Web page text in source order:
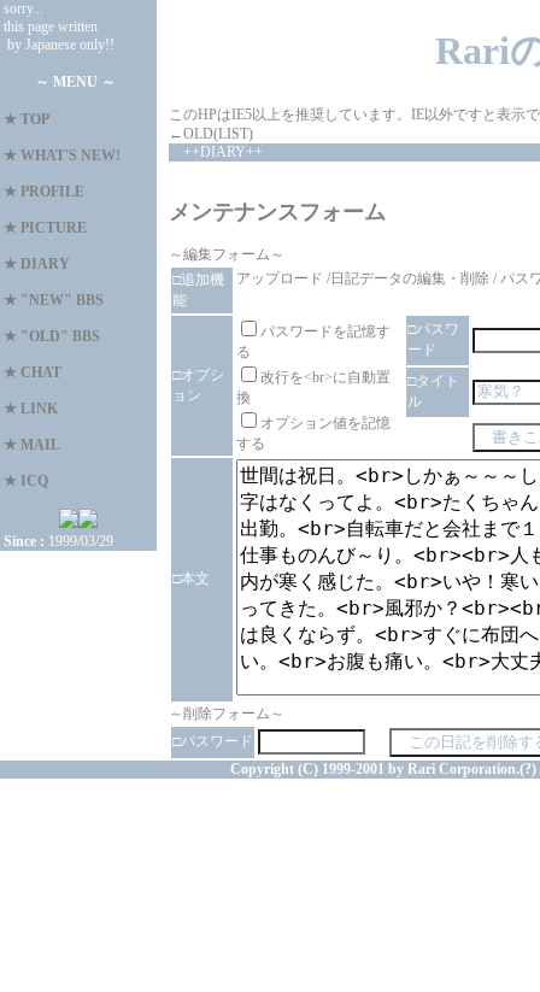
sorry...
this page written
by Japanese only!!
～ MENU ～
★ TOP
★ WHAT'S NEW!
★ PROFILE
★ PICTURE
★ DIARY
★ "NEW" BBS
★ "OLD" BBS
★ CHAT
★ LINK
★ MAIL
★ ICQ
Since : 1999/03/29
Rari
このHPはIE5以上を推奨しています。IE以外ですと表示
←OLD(LIST)
++DIARY++
メンテナンスフォーム
～編集フォーム～
□追加機
能
アップロード /日記データの編集・削除 / パス
□オプシ
ョン
パスワードを記憶す
る
改行を<br>に自動置
換
オプション値を記憶
する
□パスワ
ード
□タイト
ル
□本文
～削除フォーム～
□パスワード
Copyright (C) 1999-2001 by Rari Corporation.(?)